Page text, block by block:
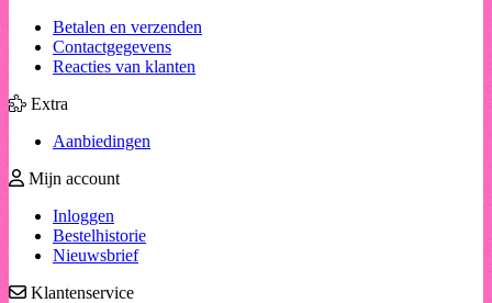
Betalen en verzenden
Contactgegevens
Reacties van klanten
Extra
Aanbiedingen
Mijn account
Inloggen
Bestelhistorie
Nieuwsbrief
Klantenservice